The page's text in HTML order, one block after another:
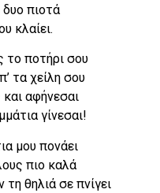
πιοτά
κλαίει.
το ποτήρι σου
τα χείλη σου
αφήνεσαι
γίνεσαι!
μου πονάει
πιο καλά
τη θηλιά σε πνίγει